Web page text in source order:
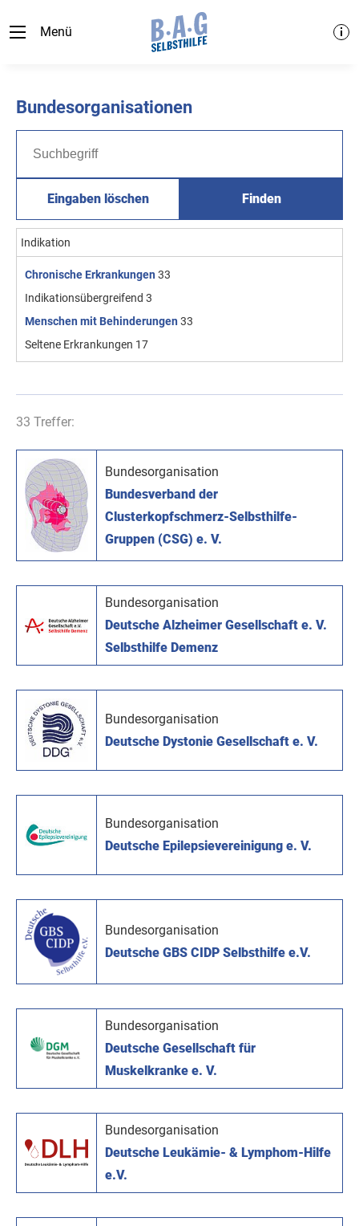
Menü
Bundesorganisationen
Eingaben löschen Finden
Indikation
Chronische Erkrankungen 33
Indikationsübergreifend 3
Menschen mit Behinderungen 33
Seltene Erkrankungen 17
33 Treffer:
Bundesorganisation
Bundesverband der
Clusterkopfschmerz-Selbsthilfe-
Gruppen (CSG) e. V.
Bundesorganisation
Deutsche Alzheimer Gesellschaft e. V.
Selbsthilfe Demenz
Bundesorganisation
Deutsche Dystonie Gesellschaft e. V.
Bundesorganisation
Deutsche Epilepsievereinigung e. V.
Bundesorganisation
Deutsche GBS CIDP Selbsthilfe e.V.
Bundesorganisation
Deutsche Gesellschaft für
Muskelkranke e. V.
Bundesorganisation
Deutsche Leukämie- & Lymphom-Hilfe
e.V.